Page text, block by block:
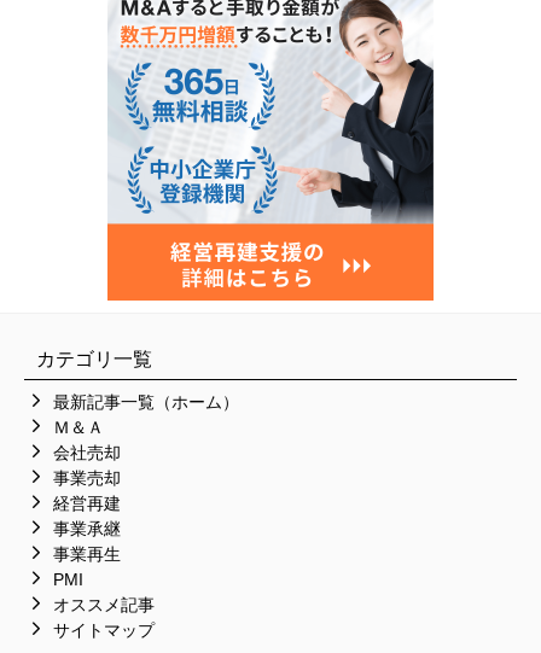
カテゴリ一覧
最新記事一覧（ホーム）
Ｍ＆Ａ
会社売却
事業売却
経営再建
事業承継
事業再生
PMI
オススメ記事
サイトマップ